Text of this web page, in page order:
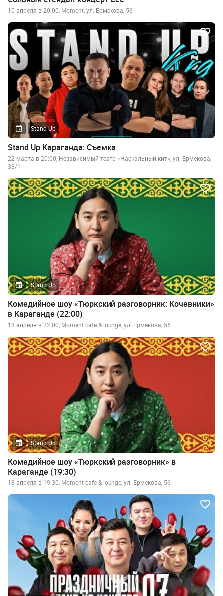
10 апреля в 20:00, Moment, ул. Ермекова, 56
Stand Up
Stand Up Караганда: Съемка
22 марта в 20:00, Независимый театр «Наскальный кит», ул. Ермекова,
33/1
Stand Up
Комедийное шоу «Тюркский разговорник: Кочевники»
в Караганде (22:00)
18 апреля в 22:00, Moment cafe & lounge, ул. Ермекова, 56
Stand Up
Комедийное шоу «Тюркский разговорник» в
Караганде (19:30)
18 апреля в 19:30, Moment cafe & lounge, ул. Ермекова, 56